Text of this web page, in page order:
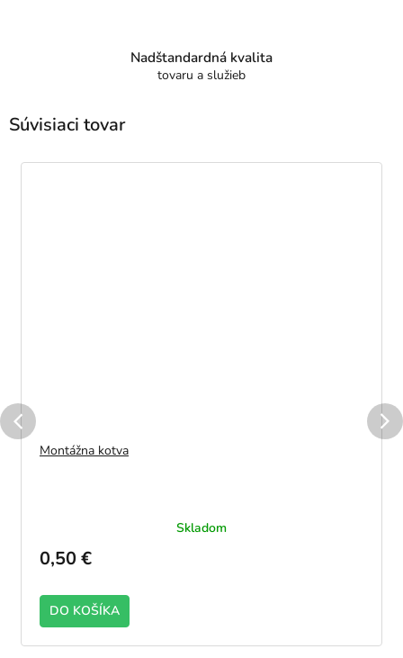
Nadštandardná kvalita
tovaru a služieb
Súvisiaci tovar
Montážna kotva
Skladom
0,50 €
DO KOŠÍKA